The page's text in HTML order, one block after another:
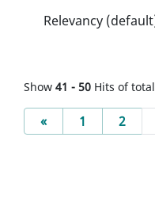
Show 41 - 50 Hits of total
«Previous
1 2